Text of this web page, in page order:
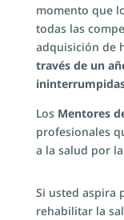
momento que
todas las
adquisición de
través de un
Los Mentores
profesionales
a la salud por
Si usted aspira
rehabilitar la